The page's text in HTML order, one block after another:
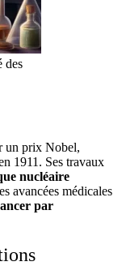
des
un prix Nobel,
1911. Ses travaux
nucléaire
avancées médicales
par